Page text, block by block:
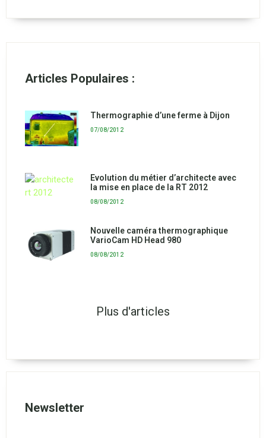
Articles Populaires :
Thermographie d’une ferme à Dijon
07/08/2012
Evolution du métier d’architecte avec
la mise en place de la RT 2012
08/08/2012
Nouvelle caméra thermographique
VarioCam HD Head 980
08/08/2012
Plus d'articles
Newsletter